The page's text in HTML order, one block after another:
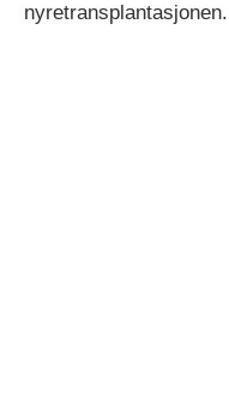
nyretransplantasjonen.